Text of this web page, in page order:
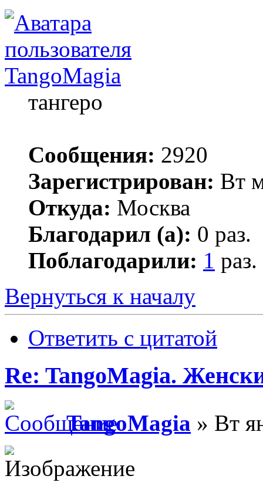
TangoMagia
тангеро
Сообщения: 2920
Зарегистрирован: Вт
Откуда: Москва
Благодарил (а): 0 раз.
Поблагодарили: 1 раз.
Вернуться к началу
Ответить с цитатой
Re: TangoMagia.
TangoMagia » Вт